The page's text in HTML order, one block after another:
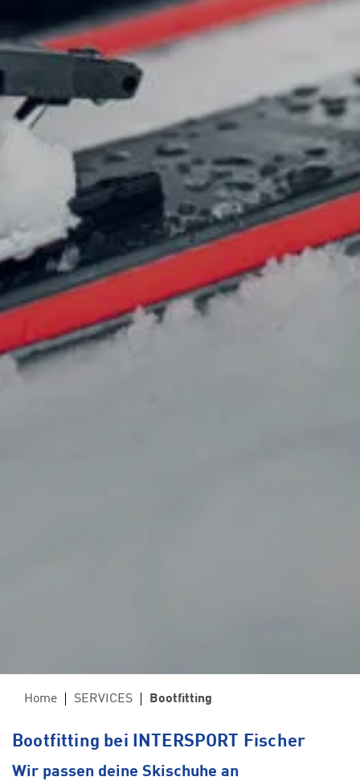
Home SERVICES Bootfitting
Bootfitting bei INTERSPORT Fischer
Wir passen deine Skischuhe an